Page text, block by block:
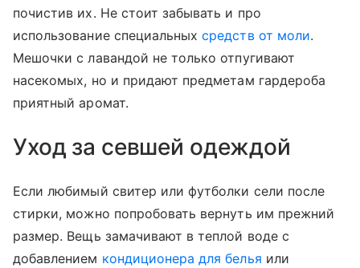
почистив их. Не стоит забывать и про
использование специальныхсредств от моли.
Мешочки с лавандой не только отпугивают
насекомых, но и придают предметам гардероба
приятный аромат.
Уход за севшей одеждой
Если любимый свитер или футболки сели после
стирки, можно попробовать вернуть им прежний
размер. Вещь замачивают в теплой воде с
добавлением кондиционера для белья или